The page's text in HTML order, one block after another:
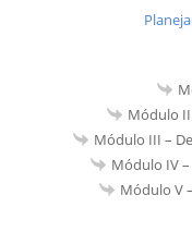
Módulo II
Módulo III –
Módulo IV
Módulo V